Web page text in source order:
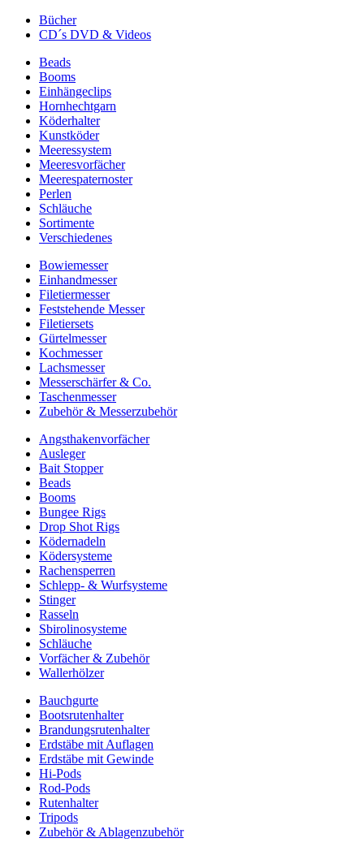
Bücher
CD´s DVD & Videos
Beads
Booms
Einhängeclips
Hornhechtgarn
Köderhalter
Kunstköder
Meeressystem
Meeresvorfächer
Meerespaternoster
Perlen
Schläuche
Sortimente
Verschiedenes
Bowiemesser
Einhandmesser
Filetiermesser
Feststehende Messer
Filetiersets
Gürtelmesser
Kochmesser
Lachsmesser
Messerschärfer & Co.
Taschenmesser
Zubehör & Messerzubehör
Angsthakenvorfächer
Ausleger
Bait Stopper
Beads
Booms
Bungee Rigs
Drop Shot Rigs
Ködernadeln
Ködersysteme
Rachensperren
Schlepp- & Wurfsysteme
Stinger
Rasseln
Sbirolinosysteme
Schläuche
Vorfächer & Zubehör
Wallerhölzer
Bauchgurte
Bootsrutenhalter
Brandungsrutenhalter
Erdstäbe mit Auflagen
Erdstäbe mit Gewinde
Hi-Pods
Rod-Pods
Rutenhalter
Tripods
Zubehör & Ablagenzubehör